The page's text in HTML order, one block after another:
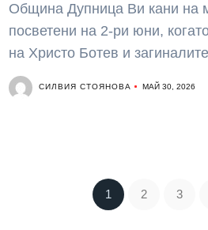
Община Дупница Ви кани на
посветени на 2-ри юни,
на Христо Ботев и
СИЛВИЯ СТОЯНОВА МАЙ 30, 2026
1 2 3